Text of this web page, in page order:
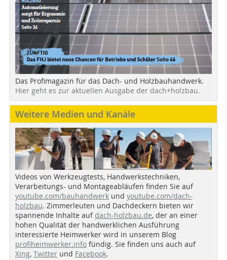
Das Profimagazin für das Dach- und Holzbauhandwerk.
Hier geht es zur aktuellen Ausgabe der dach+holzbau.
Weitere Medien und Kanäle
Videos von Werkzeugtests, Handwerkstechniken,
Verarbeitungs- und Montageabläufen finden Sie auf
youtube.com/bauhandwerk und youtube.com/dach-
holzbau. Zimmerleuten und Dachdeckern bieten wir
spannende Inhalte auf dach-holzbau.de, der an einer
hohen Qualität der handwerklichen Ausführung
interessierte Heimwerker wird in unserem Blog
profiheimwerker.info fündig. Sie finden uns auch auf
Xing, Twitter und Facebook.